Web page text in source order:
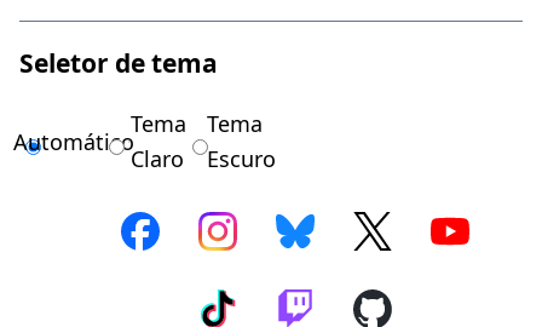
Seletor de tema
Automático
Tema
Claro
Tema
Escuro